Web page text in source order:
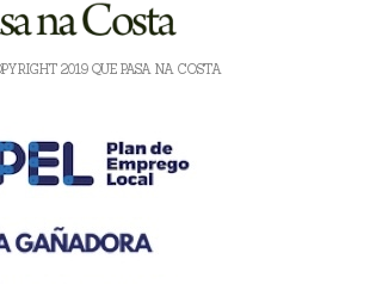
2019 QUE PASA NA COSTA